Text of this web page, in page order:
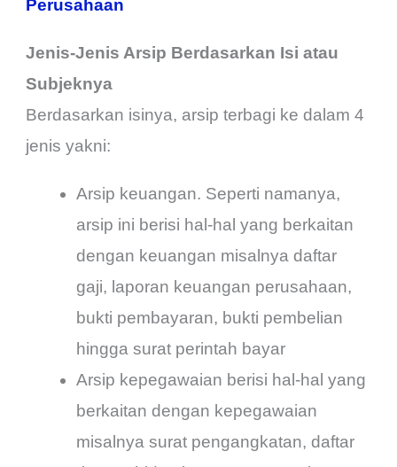
Perusahaan
Jenis-Jenis Arsip Berdasarkan Isi atau
Subjeknya
Berdasarkan isinya, arsip terbagi ke dalam 4
jenis yakni:
Arsip keuangan. Seperti namanya,
arsip ini berisi hal-hal yang berkaitan
dengan keuangan misalnya daftar
gaji, laporan keuangan perusahaan,
bukti pembayaran, bukti pembelian
hingga surat perintah bayar
Arsip kepegawaian berisi hal-hal yang
berkaitan dengan kepegawaian
misalnya surat pengangkatan, daftar